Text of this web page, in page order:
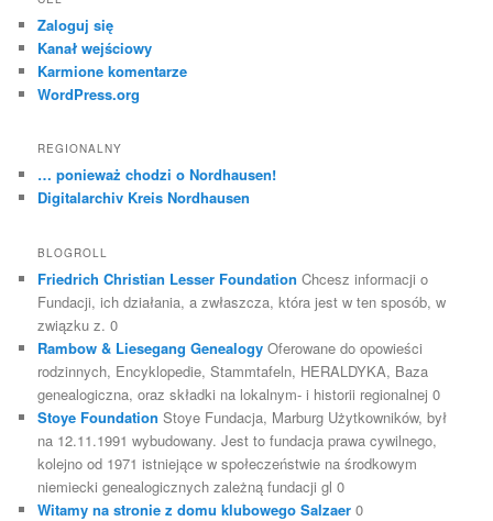
Zaloguj się
Kanał wejściowy
Karmione komentarze
WordPress.org
REGIONALNY
… ponieważ chodzi o Nordhausen!
Digitalarchiv Kreis Nordhausen
BLOGROLL
Friedrich Christian Lesser Foundation Chcesz informacji o
Fundacji, ich działania, a zwłaszcza, która jest w ten sposób, w
związku z. 0
Rambow & Liesegang Genealogy Oferowane do opowieści
rodzinnych, Encyklopedie, Stammtafeln, HERALDYKA, Baza
genealogiczna, oraz składki na lokalnym- i historii regionalnej 0
Stoye Foundation Stoye Fundacja, Marburg Użytkowników, był
na 12.11.1991 wybudowany. Jest to fundacja prawa cywilnego,
kolejno od 1971 istniejące w społeczeństwie na środkowym
niemiecki genealogicznych zależną fundacji gl 0
Witamy na stronie z domu klubowego Salzaer 0